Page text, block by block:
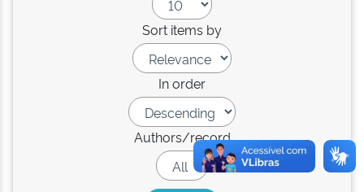
Sort items by
In order
Authors/record